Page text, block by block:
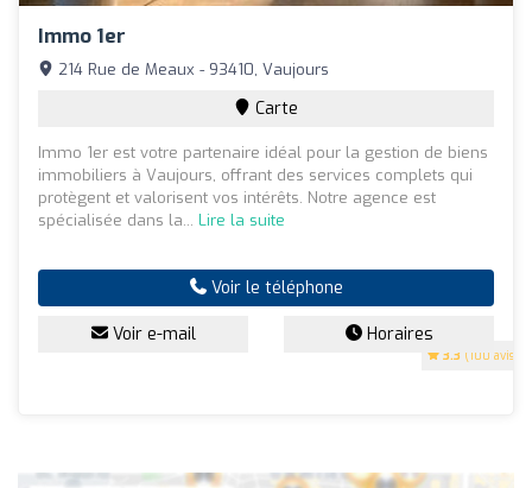
Immo 1er
3.3 (100 avis)
214 Rue de Meaux - 93410, Vaujours
Carte
Immo 1er est votre partenaire idéal pour la gestion de biens
immobiliers à Vaujours, offrant des services complets qui
protègent et valorisent vos intérêts. Notre agence est
spécialisée dans la... Lire la suite
Voir le téléphone
Voir e-mail Horaires